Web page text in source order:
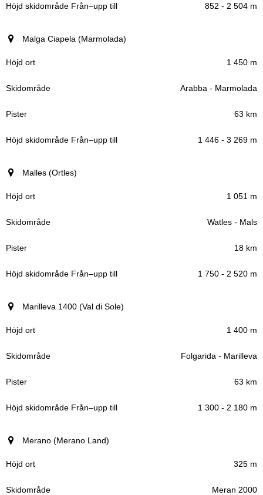
852 - 2 504 m
Malga Ciapela (Marmolada)
1 450 m
Arabba - Marmolada
63 km
1 446 - 3 269 m
Malles (Ortles)
1 051 m
Watles - Mals
18 km
1 750 - 2 520 m
Marilleva 1400 (Val di Sole)
1 400 m
Folgarida - Marilleva
63 km
1 300 - 2 180 m
Merano (Merano Land)
325 m
Meran 2000